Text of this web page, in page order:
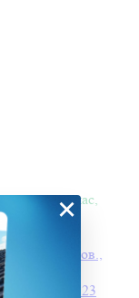
- сейчас,
прозр. пров.,
100х123
×